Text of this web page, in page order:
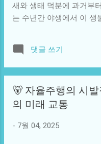
모습은 그들의 입맛을 사
함께 먹을 때 전해지는 조
술작품처럼 느껴질 수 있
국제적인 인기에 부응하
선한 재료를 사용하고 정
다. 일본인 관광객들은 종
먹어 큰 만족감을 표현하
입맛을 만족시킬 수 있는
새와 생태 덕분에 과거부
는 수년간 야생에서 이 생
게 큰 재앙으로 다가왔다.
구리와는 다른 독특한 생
해 생물 다양성 및 이 동물
자 했다. 하지만 대중은 그
보다 개인적인 결함이 더
댓글 쓰기
🐻 자율주행의 시
의 미래 교통
- 7월 04, 2025